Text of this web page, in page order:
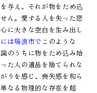
与え、それが物をため込
ん。愛する人を失った悲
に大きな空白を生み出し
は瑞浪市で このような
のうちに物をため込み始
た人の遺品を捨てられな
りを感じ、喪失感を和ら
なる物理的な存在を超